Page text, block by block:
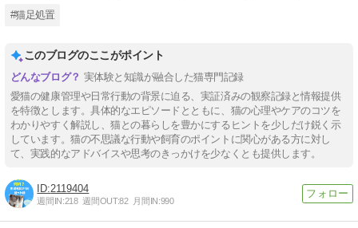
#猫足処置
このブログのここがポイント
実体験と知識が融合した猫専門記録
愛猫の健康管理や日常行動の背景に迫る、実証済みの観察記録と情報提供
を特徴とします。具体的なエピソードとともに、猫の心理やケアのコツを
わかりやすく解説し、猫との暮らしを豊かにするヒントを少しだけ鋭く示
しています。猫の不思議な行動や飼育のポイントに関心がある方に対し
て、実践的なアドバイスや思考のきっかけを少なくとも提供します。
2119404
週間IN:218 週間OUT:82 月間IN:990